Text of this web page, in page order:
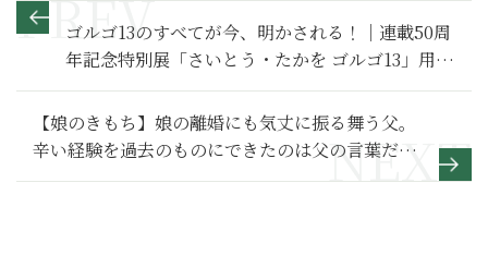
ゴルゴ13のすべてが今、明かされる！｜連載50周
年記念特別展「さいとう・たかを ゴルゴ13」用件
を聞こうか…
【娘のきもち】娘の離婚にも気丈に振る舞う父。
辛い経験を過去のものにできたのは父の言葉だっ
た～その２～